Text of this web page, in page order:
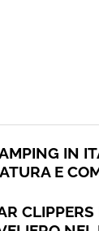
IN
E